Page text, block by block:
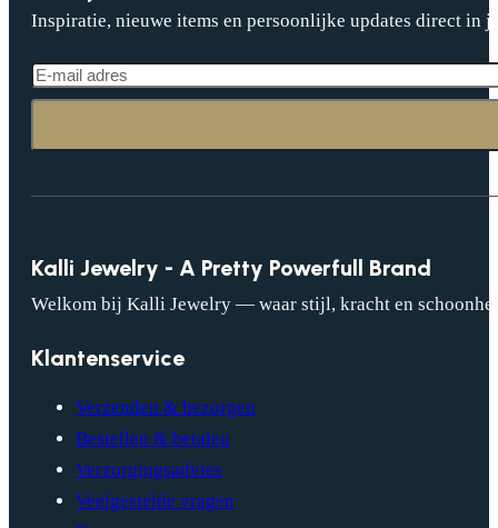
Inspiratie, nieuwe items en persoonlijke updates direct in
Kalli Jewelry - A Pretty Powerfull Brand
Welkom bij Kalli Jewelry — waar stijl, kracht en
Klantenservice
Verzenden & bezorgen
Bestellen & betalen
Verzorgingsadvies
Veelgestelde vragen